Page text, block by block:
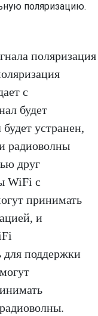
поляризацию.
поляризация
с
будет
устранен,
радиоволны
друг
WiFi с
принимать
и
для поддержки